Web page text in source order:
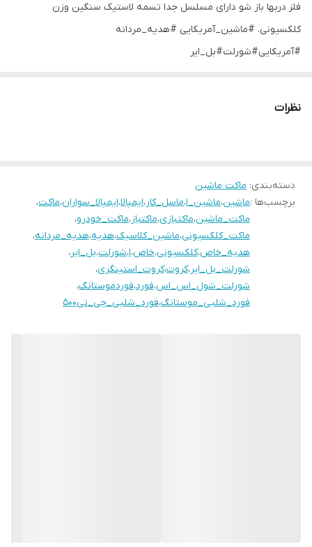
فلز دربها باز شو دارای مسلسل جدا تسمه لاستیک سنگین وزن
کلکسیونی. #ماشین_آمریکایی #هدیه_مردانه
#آمریکایی#شورلت#بل_ایر
نظرات
دسته‌بندی: ماکت ماشین
برچسب‌ها :ماشین،ماشین_ا،ماسل_کار،ایمپالا،ایمپالا_سواران،ماکت،
ماکت_ماشین،ماکتبازی،ماکتباز،ماکت_خودرو،
ماکت_کلکسیونی،ماشین_کلاسیک،هدیه،هدیه_مردانه،
هدیه_خاص،کلکسیونی،خاص،ا،شورلت،بل_ایر،
شورلت_بل_ایر،کروت،کروت_استینگری،
شورلت_شول_اس_اس،فورد،فوردموستانگ،
فورد_شلبی_موستانگ،فورد_شلبی_جی_تی۵۰۰